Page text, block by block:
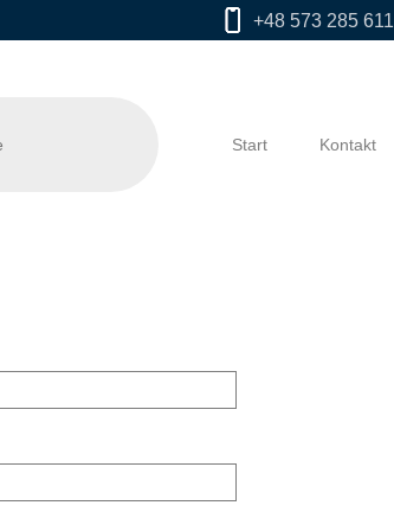
+48 573 285 611
Start Kontakt